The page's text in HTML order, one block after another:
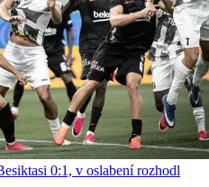
0:1, v oslabení rozhodl